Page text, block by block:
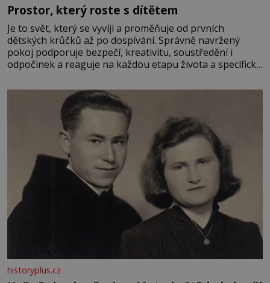
Prostor, který roste s dítětem
Je to svět, který se vyvíjí a proměňuje od prvních
dětských krůčků až po dospívání. Správně navržený
pokoj podporuje bezpečí, kreativitu, soustředění i
odpočinek a reaguje na každou etapu života a specifické
měkkost a bezpečí, proto by pokoj miminka měl působit
především klidně a útulně. Předškolní věk je
historyplus.cz